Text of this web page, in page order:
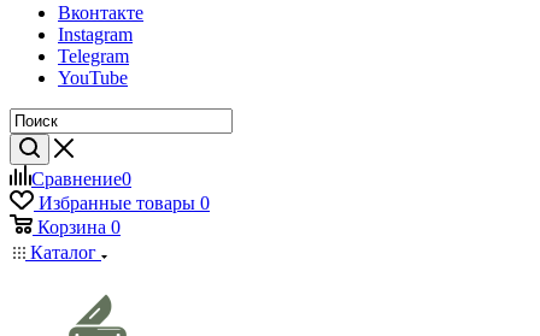
Вконтакте
Instagram
Telegram
YouTube
Сравнение0
Избранные товары 0
Корзина 0
Каталог